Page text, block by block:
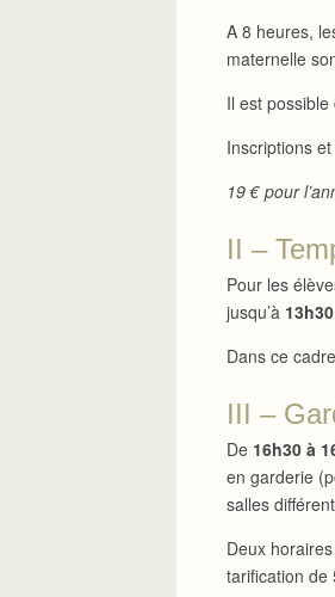
A 8 heures,
maternelle
Il est possible
Inscriptions
19 € pour
II –
Pour les
jusqu’à 13h30
Dans ce
III –
De 16h30 à
en garderie
salles
Deux
tarification de